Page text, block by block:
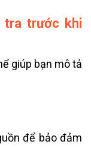
tra trước khi
giúp bạn mô tả
để bảo đảm